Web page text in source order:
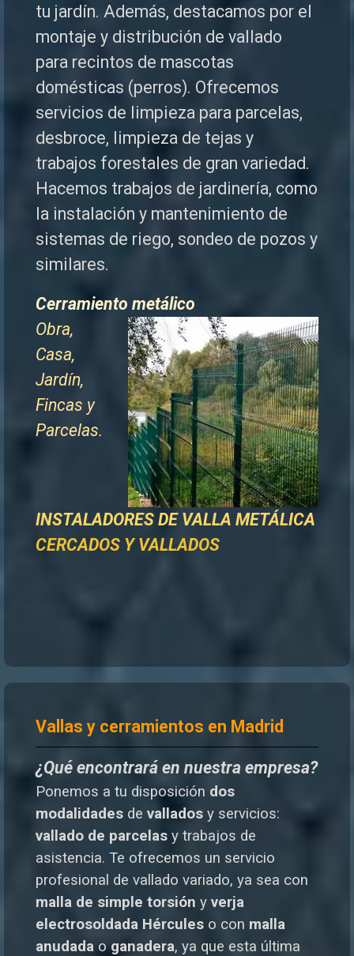
tu jardín. Además, destacamos por el
montaje y distribución de vallado
para recintos de mascotas
domésticas (perros). Ofrecemos
servicios de limpieza para parcelas,
desbroce, limpieza de tejas y
trabajos forestales de gran variedad.
Hacemos trabajos de jardinería, como
la instalación y mantenimiento de
sistemas de riego, sondeo de pozos y
similares.
Cerramiento metálico
Obra,
Casa,
Jardín,
Fincas y
Parcelas.
INSTALADORES DE VALLA METÁLICA
CERCADOS Y VALLADOS
Vallas y cerramientos en Madrid
¿Qué encontrará en nuestra empresa?
Ponemos a tu disposición dos
modalidades de vallados y servicios:
vallado de parcelas y trabajos de
asistencia. Te ofrecemos un servicio
profesional de vallado variado, ya sea con
malla de simple torsión y verja
electrosoldada Hércules o con malla
anudada o ganadera, ya que esta última